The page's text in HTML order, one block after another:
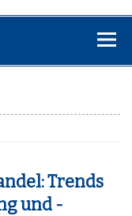
Trends
und -